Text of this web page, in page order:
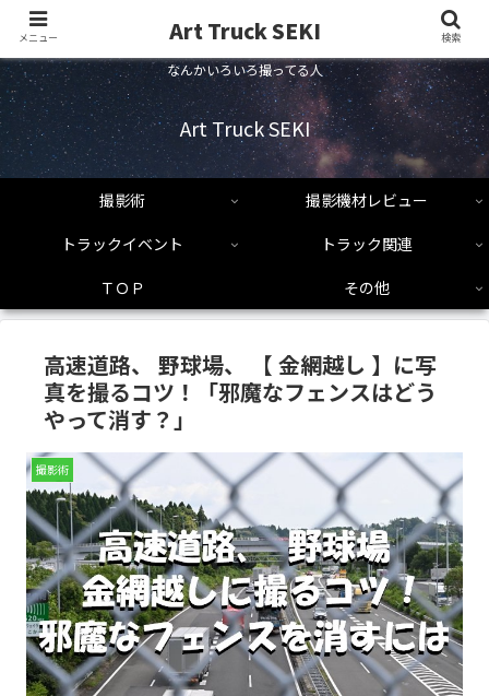
なんかいろいろ撮ってる人
Art Truck SEKI
撮影術
撮影機材レビュー
トラックイベント
トラック関連
ＴＯＰ
その他
高速道路、 野球場、 【 金網越し 】に写
真を撮るコツ！「邪魔なフェンスはどう
やって消す？」
撮影術
メニュー Art Truck SEKI 検索